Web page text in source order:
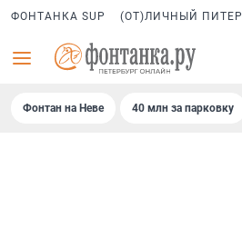
ФОНТАНКА SUP (ОТ)ЛИЧНЫЙ ПИТЕР
Фонтан на Неве 40 млн за парковку